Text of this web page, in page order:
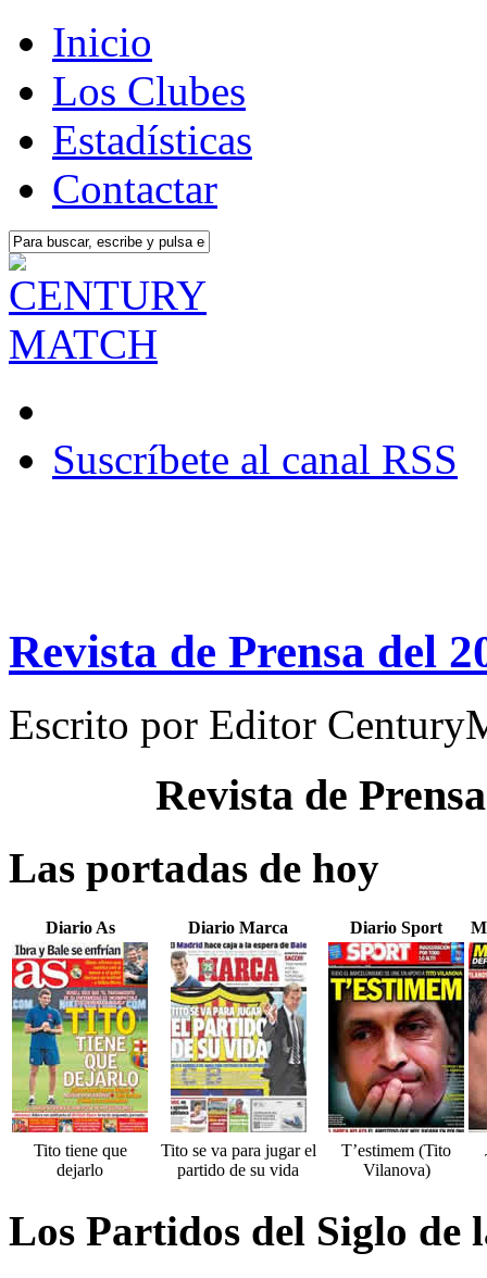
Inicio
Los Clubes
Estadísticas
Contactar
Suscríbete al canal RSS
Revista de Prensa del
Escrito por Editor
Revista de
Las portadas de hoy
Diario As Diario Marca Diario Sport
Tito tiene que
dejarlo
Tito se va para jugar el
partido de su vida
T’estimem (Tito
Vilanova)
Los Partidos del Siglo de